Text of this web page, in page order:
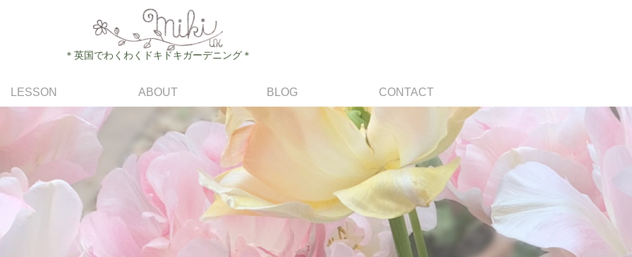
＊英国でわくわくドキドキガーデニング＊
LESSON ABOUT BLOG CONTACT